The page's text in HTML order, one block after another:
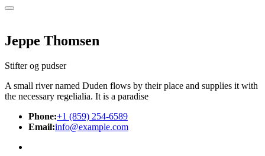
Jeppe Thomsen
Stifter og pudser
A small river named Duden flows by their place and supplies it with
the necessary regelialia. It is a paradise
Phone:+1 (859) 254-6589
Email:info@example.com